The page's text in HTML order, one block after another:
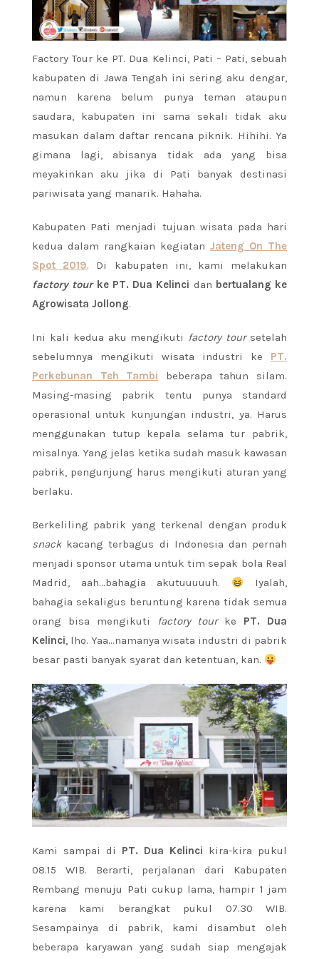
Factory Tour ke PT. Dua Kelinci, Pati – Pati, sebuah
kabupaten di Jawa Tengah ini sering aku dengar,
namun karena belum punya teman ataupun
saudara, kabupaten ini sama sekali tidak aku
masukan dalam daftar rencana piknik. Hihihi. Ya
gimana lagi, abisanya tidak ada yang bisa
meyakinkan aku jika di Pati banyak destinasi
pariwisata yang manarik. Hahaha.
Kabupaten Pati menjadi tujuan wisata pada hari
kedua dalam rangkaian kegiatan Jateng On The
Spot 2019. Di kabupaten ini, kami melakukan
factory tour ke PT. Dua Kelinci dan bertualang ke
Agrowisata Jollong.
Ini kali kedua aku mengikuti factory tour setelah
sebelumnya mengikuti wisata industri ke PT.
Perkebunan Teh Tambi beberapa tahun silam.
Masing-masing pabrik tentu punya standard
operasional untuk kunjungan industri, ya. Harus
menggunakan tutup kepala selama tur pabrik,
misalnya. Yang jelas ketika sudah masuk kawasan
pabrik, pengunjung harus mengikuti aturan yang
berlaku.
Berkeliling pabrik yang terkenal dengan produk
snack kacang terbagus di Indonesia dan pernah
menjadi sponsor utama untuk tim sepak bola Real
Madrid, aah…bahagia akutuuuuuh.
Iyalah,
bahagia sekaligus beruntung karena tidak semua
orang bisa mengikuti
factory tour ke PT. Dua
Kelinci, lho. Yaa…namanya wisata industri di pabrik
besar pasti banyak syarat dan ketentuan, kan.
Kami sampai di PT. Dua Kelinci kira-kira pukul
08.15 WIB. Berarti, perjalanan dari Kabupaten
Rembang menuju Pati cukup lama, hampir 1 jam
karena kami berangkat pukul 07.30 WIB.
Sesampainya di pabrik, kami disambut oleh
beberapa karyawan yang sudah siap mengajak